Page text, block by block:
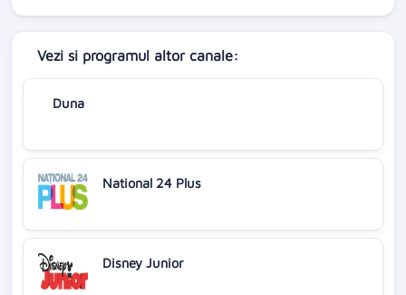
Vezi si programul altor canale:
Duna
National 24 Plus
Disney Junior